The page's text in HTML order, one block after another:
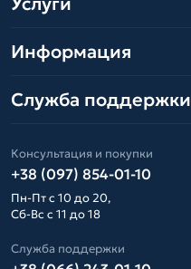
Информация
Служба поддержки
Консультация и покупки
+38 (097) 854-01-10
Пн-Пт с 10 до 20,
Сб-Вс с 11 до 18
Служба поддержки